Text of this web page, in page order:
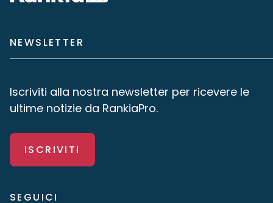
NEWSLETTER
Iscriviti alla nostra newsletter per ricevere le
ultime notizie da RankiaPro.
ISCRIVITI
SEGUICI